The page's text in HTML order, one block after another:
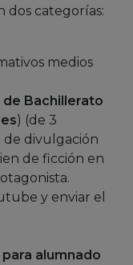
dos categorías:
medios
de Bachillerato
) (de 3
de divulgación
de ficción en
y enviar el
alumnado